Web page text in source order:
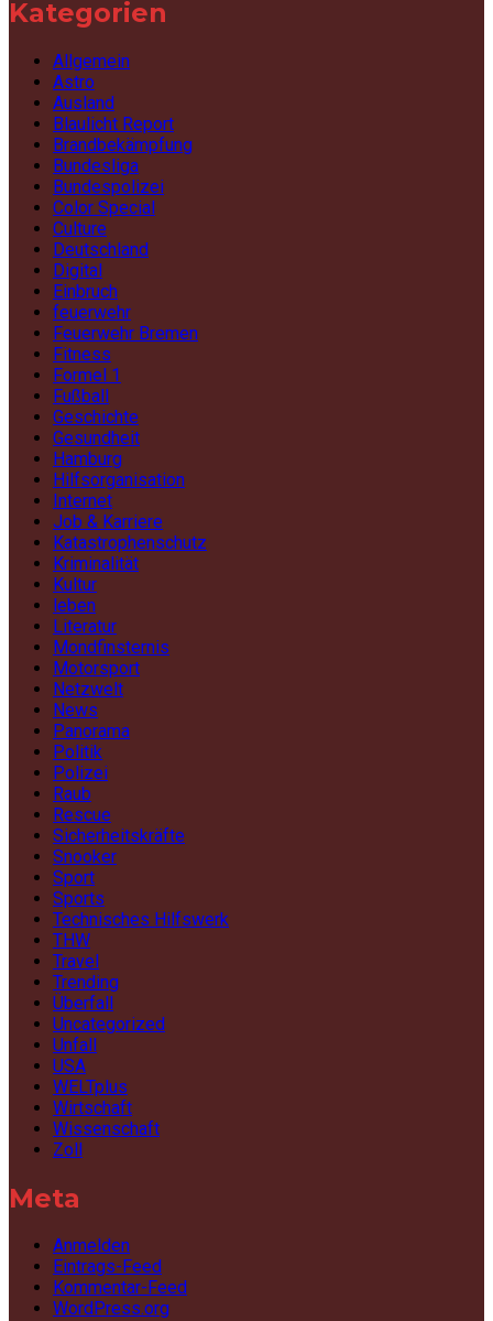
Kategorien
Allgemein
Astro
Ausland
Blaulicht Report
Brandbekämpfung
Bundesliga
Bundespolizei
Color Special
Culture
Deutschland
Digital
Einbruch
feuerwehr
Feuerwehr Bremen
Fitness
Formel 1
Fußball
Geschichte
Gesundheit
Hamburg
Hilfsorganisation
Internet
Job & Karriere
Katastrophenschutz
Kriminalität
Kultur
leben
Literatur
Mondfinsternis
Motorsport
Netzwelt
News
Panorama
Politik
Polizei
Raub
Rescue
Sicherheitskräfte
Snooker
Sport
Sports
Technisches Hilfswerk
THW
Travel
Trending
Überfall
Uncategorized
Unfall
USA
WELTplus
Wirtschaft
Wissenschaft
Zoll
Meta
Anmelden
Eintrags-Feed
Kommentar-Feed
WordPress.org